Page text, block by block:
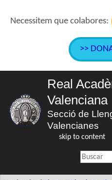
Necessitem que colabores:
>>
Real
Valenciana
Secció de
Valencianes
skip to content